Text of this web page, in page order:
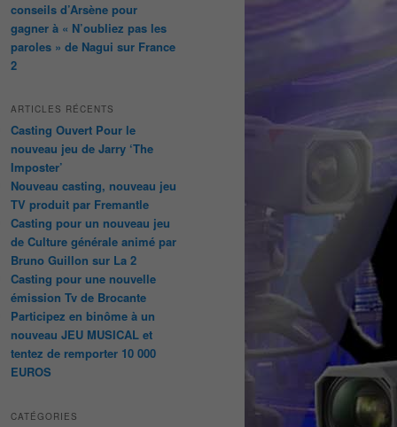
conseils d’Arsène pour
gagner à « N’oubliez pas les
paroles » de Nagui sur France
2
ARTICLES RÉCENTS
Casting Ouvert Pour le
nouveau jeu de Jarry ‘The
Imposter’
Nouveau casting, nouveau jeu
TV produit par Fremantle
Casting pour un nouveau jeu
de Culture générale animé par
Bruno Guillon sur La 2
Casting pour une nouvelle
émission Tv de Brocante
Participez en binôme à un
nouveau JEU MUSICAL et
tentez de remporter 10 000
EUROS
CATÉGORIES